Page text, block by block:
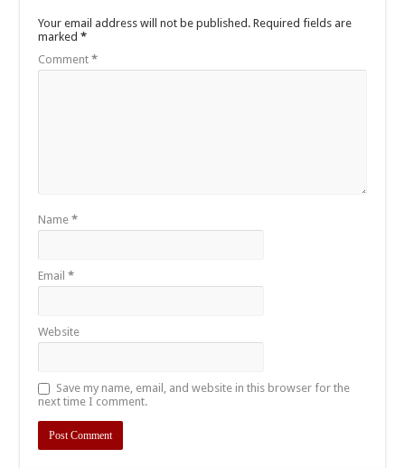
Your email address will not be published. Required fields are
marked*
Comment*
Name*
Email*
Website
Save my name, email, and website in this browser for the
next time I comment.